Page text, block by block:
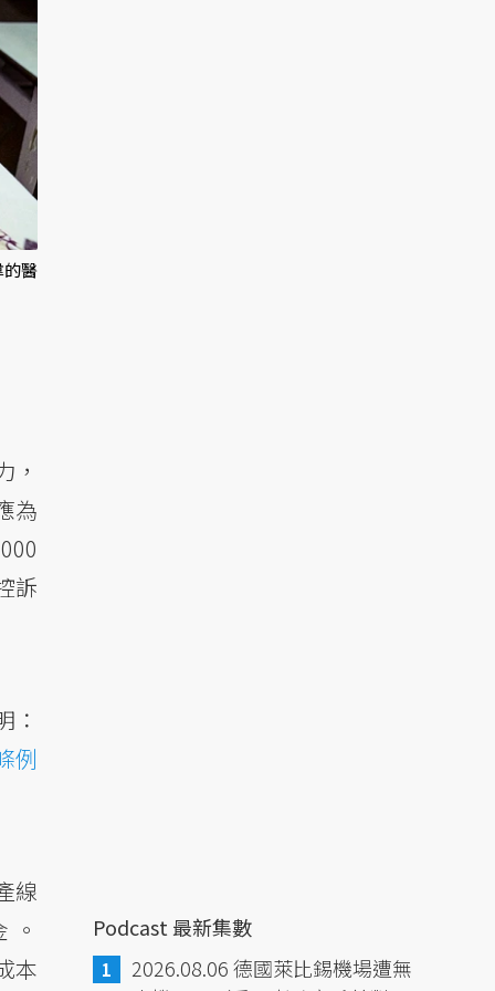
醫
，
為
訴
：
例
線
本
Podcast 最新集數
2026.08.06 德國萊比錫機場遭無